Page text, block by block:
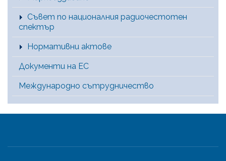
Съвет по националния радиочестотен
спектър
Нормативни актове
Документи на ЕС
Международно сътрудничество